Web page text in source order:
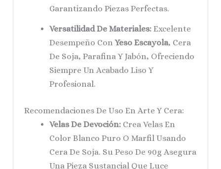
Garantizando Piezas Perfectas.
Versatilidad De Materiales: Excelente
Desempeño ConYeso Escayola, Cera
De Soja, Parafina Y Jabón, Ofreciendo
Siempre Un Acabado Liso Y
Profesional.
Recomendaciones De Uso En Arte Y Cera:
Velas De Devoción: Crea Velas En
Color Blanco Puro O Marfil Usando
Cera De Soja. Su Peso De 90g Asegura
Una Pieza Sustancial Que Luce